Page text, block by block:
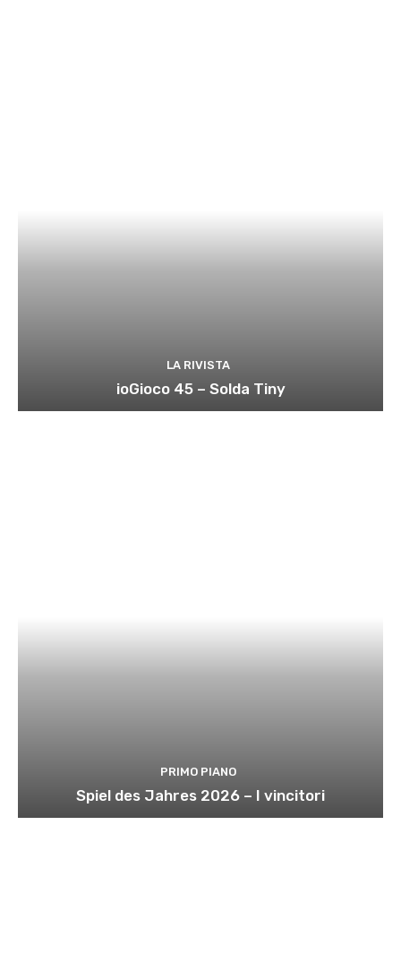
LA RIVISTA
ioGioco 45 – Solda Tiny
PRIMO PIANO
Spiel des Jahres 2026 – I vincitori